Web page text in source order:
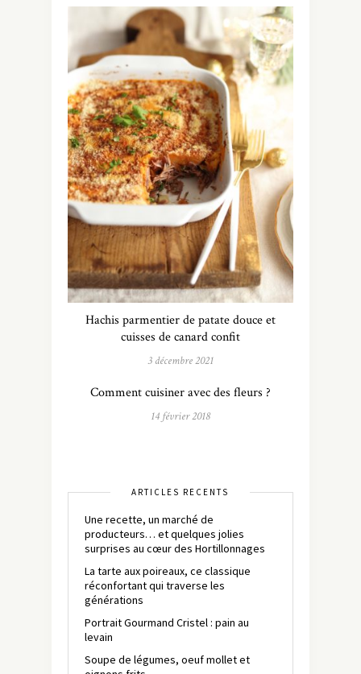
Hachis parmentier de patate douce et
cuisses de canard confit
3 décembre 2021
Comment cuisiner avec des fleurs ?
14 février 2018
ARTICLES RÉCENTS
Une recette, un marché de
producteurs… et quelques jolies
surprises au cœur des Hortillonnages
La tarte aux poireaux, ce classique
réconfortant qui traverse les
générations
Portrait Gourmand Cristel : pain au
levain
Soupe de légumes, oeuf mollet et